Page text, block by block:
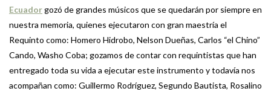
Ecuadorgozó de grandes músicos que se quedarán por siempre en
nuestra memoria, quienes ejecutaron con gran maestría el
Requinto como: Homero Hidrobo, Nelson Dueñas, Carlos “el Chino”
Cando, Washo Coba; gozamos de contar con requintistas que han
entregado toda su vida a ejecutar este instrumento y todavía nos
acompañan como: Guillermo Rodríguez, Segundo Bautista, Rosalino